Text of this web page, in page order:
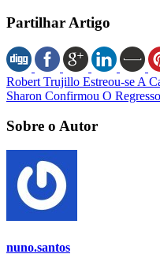
Partilhar Artigo
Robert Trujillo Estreou-se A
Sharon Confirmou O
Sobre o Autor
nuno.santos